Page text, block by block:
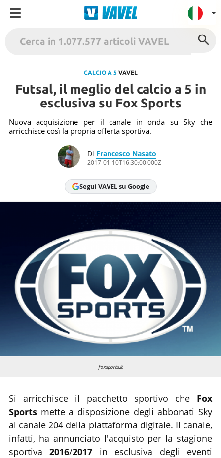
UK
Spagna
México
Termini
CALCIO A 5 VAVEL
Futsal, il meglio del calcio a 5 in
esclusiva su Fox Sports
Nuova acquisizione per il canale in onda su Sky che
arricchisce così la propria offerta sportiva.
Di Francesco Nasato
2017-01-10T16:30:00.000Z
Segui VAVEL su Google
foxsports.it
Si arricchisce il pacchetto sportivo che Fox
Sportsmette a disposizione degli abbonati Sky
al canale 204 della piattaforma digitale. Il canale,
infatti, ha annunciato l'acquisto per la stagione
sportiva2016/2017 in esclusiva degli eventi